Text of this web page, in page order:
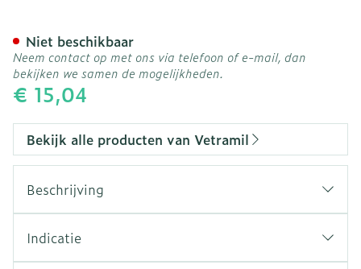
€ 15,04
Niet beschikbaar
Neem contact op met ons via telefoon of e-mail, dan
bekijken we samen de mogelijkheden.
Bekijk alle producten van Vetramil
Beschrijving
Indicatie